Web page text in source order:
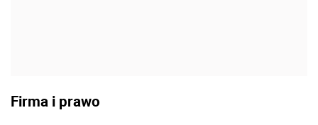
Firma i prawo